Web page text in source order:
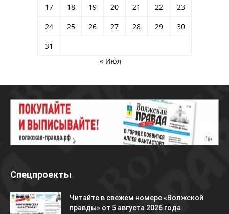
17
18 19 20 21 22
23
24
25 26 27 28 29
30
31
« Июл
Спецпроекты
Читайте в свежем номере «Волжской
правды» от 5 августа 2026 года